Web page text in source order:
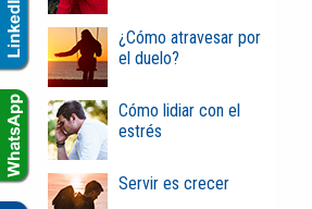
¿Cómo atravesar por
el duelo?
Cómo lidiar con el
estrés
Servir es crecer